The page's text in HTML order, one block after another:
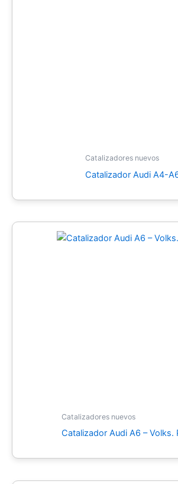
Catalizadores nuevos
Catalizador Audi A4-
Catalizadores nuevos
Catalizador Audi A6 – Volks.